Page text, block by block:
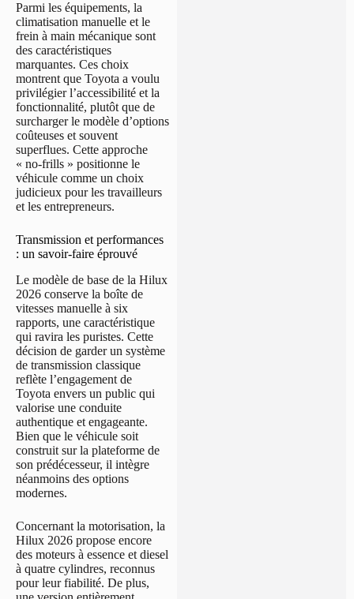
Parmi les équipements, la
climatisation manuelle et le
frein à main mécanique sont
des caractéristiques
marquantes. Ces choix
montrent que Toyota a voulu
privilégier l’accessibilité et la
fonctionnalité, plutôt que de
surcharger le modèle d’options
coûteuses et souvent
superflues. Cette approche
« no-frills » positionne le
véhicule comme un choix
judicieux pour les travailleurs
et les entrepreneurs.
Transmission et performances
: un savoir-faire éprouvé
Le modèle de base de la Hilux
2026 conserve la boîte de
vitesses manuelle à six
rapports, une caractéristique
qui ravira les puristes. Cette
décision de garder un système
de transmission classique
reflète l’engagement de
Toyota envers un public qui
valorise une conduite
authentique et engageante.
Bien que le véhicule soit
construit sur la plateforme de
son prédécesseur, il intègre
néanmoins des options
modernes.
Concernant la motorisation, la
Hilux 2026 propose encore
des moteurs à essence et diesel
à quatre cylindres, reconnus
pour leur fiabilité. De plus,